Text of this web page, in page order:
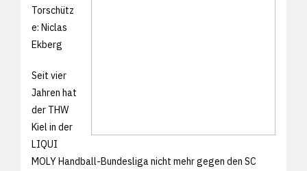
Torschütz
e: Niclas
Ekberg
Seit vier
Jahren hat
der THW
Kiel in der
LIQUI
MOLY Handball-Bundesliga nicht mehr gegen den SC